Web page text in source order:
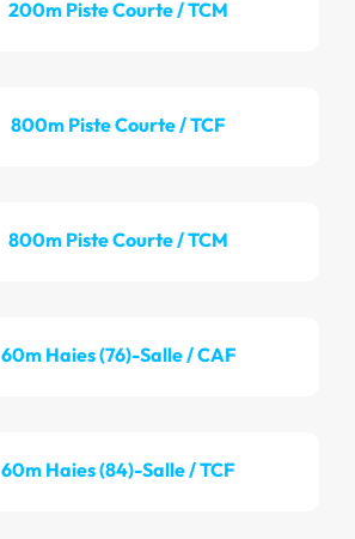
200m Piste Courte / TCM
800m Piste Courte / TCF
800m Piste Courte / TCM
60m Haies (76)-Salle / CAF
60m Haies (84)-Salle / TCF